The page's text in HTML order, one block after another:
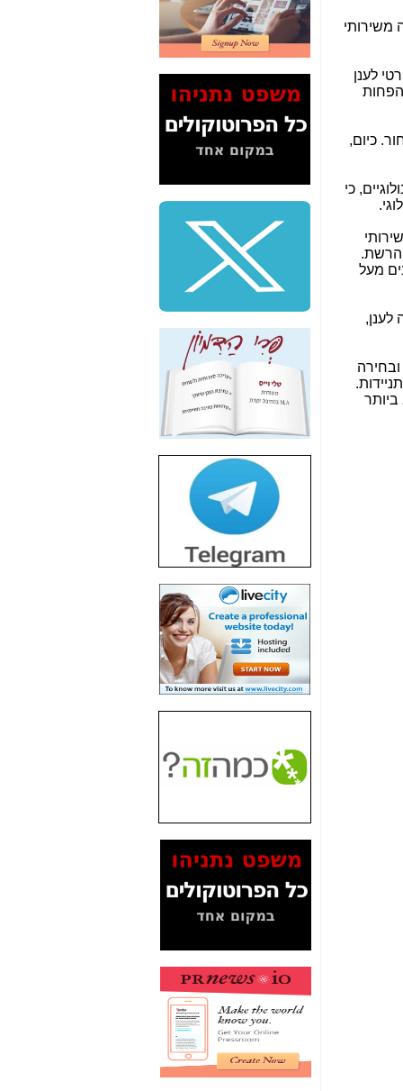
משירותי
לענן
הפחות
כיום,
כי
הרשת.
מעל
לענן,
2" על תעלולי השר
משה כחלון -כאן
המשך חשיפת הבלוף
ששמו "מהפיכת
הסלולר" ואיך מסרסים
כאן
סיכום ביקור בסיליקון
שלמה פילבר (עד
לאחרונה מנכ"ל משרד
התקשורת) - עד
מדינה? הצחקתם
"יש אפליה בחקירה"?
חשיפה: למה השר
משה כחלון לא נחקר
עד היום? -
כאן
חשיפת חשד לשחיתות
הדומה לזו של "תיק
הסלולר -
חשיפת מה שלא
רוצים שתדעו בעניין
פריסת אנלימיטד
(בניחוח בלתי נסבל) -
כאן
חשיפה: איוב קרא
אישר לקבוצת סלקום
בדיוק מה שביבי אישר
כאן
האם השר איוב קרא
היה צריך בכלל לחתום
על האישור, שנתן
האם ביבי וקרא קבלו
בכלל תמורה עבור
המסמכים בנושא בזק-
Yes (תיק 4000)
מוכיחים "תפירת תיק"
לאיש הלא נכון! -כאן
עובדות ומסמכים
האם ביבי כשר
תקשורת עזר לקב'
בזק? -כאן
מה מקור ה-Fake
News שהביא לתפירת
תיק לביבי והעלמת
החשודים הנכונים -כאן